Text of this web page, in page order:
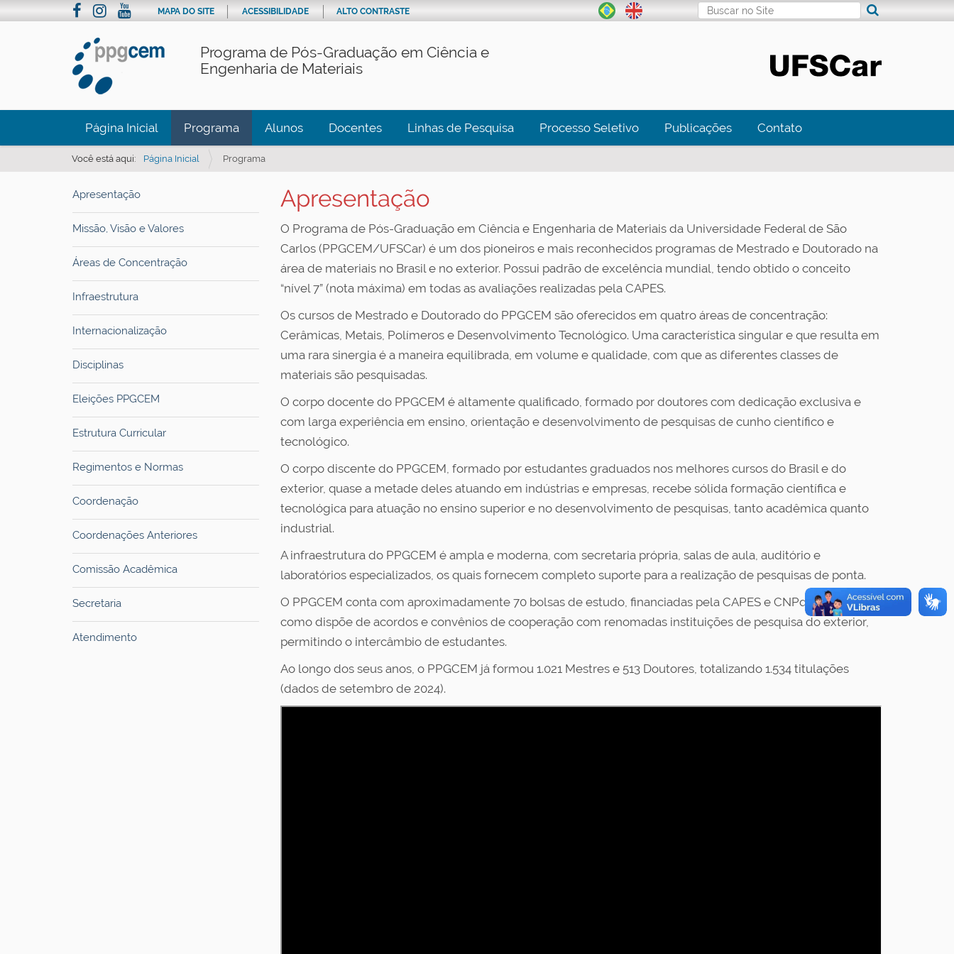
Programa de Pós-Graduação em Ciência e
Engenharia de Materiais
Busca
MAPA DO SITE ACESSIBILIDADE ALTO CONTRASTE
Página Inicial Programa Alunos Docentes Linhas de Pesquisa Processo Seletivo Publicações Contato
Você está aqui: Página Inicial Programa
Apresentação
Missão, Visão e Valores
Áreas de Concentração
Infraestrutura
Internacionalização
Disciplinas
Eleições PPGCEM
Estrutura Curricular
Regimentos e Normas
Coordenação
Coordenações Anteriores
Comissão Acadêmica
Secretaria
Atendimento
Apresentação
O Programa de Pós-Graduação em Ciência e Engenharia de Materiais da Universidade Federal de São
Carlos (PPGCEM/UFSCar) é um dos pioneiros e mais reconhecidos programas de Mestrado e Doutorado na
área de materiais no Brasil e no exterior. Possui padrão de excelência mundial, tendo obtido o conceito
“nível 7” (nota máxima) em todas as avaliações realizadas pela CAPES.
Os cursos de Mestrado e Doutorado do PPGCEM são oferecidos em quatro áreas de concentração:
Cerâmicas, Metais, Polímeros e Desenvolvimento Tecnológico. Uma característica singular e que resulta em
uma rara sinergia é a maneira equilibrada, em volume e qualidade, com que as diferentes classes de
materiais são pesquisadas.
O corpo docente do PPGCEM é altamente qualificado, formado por doutores com dedicação exclusiva e
com larga experiência em ensino, orientação e desenvolvimento de pesquisas de cunho científico e
tecnológico.
O corpo discente do PPGCEM, formado por estudantes graduados nos melhores cursos do Brasil e do
exterior, quase a metade deles atuando em indústrias e empresas, recebe sólida formação científica e
tecnológica para atuação no ensino superior e no desenvolvimento de pesquisas, tanto acadêmica quanto
industrial.
A infraestrutura do PPGCEM é ampla e moderna, com secretaria própria, salas de aula, auditório e
laboratórios especializados, os quais fornecem completo suporte para a realização de pesquisas de ponta.
O PPGCEM conta com aproximadamente 70 bolsas de estudo, financiadas pela CAPES e CNPq, bem
como dispõe de acordos e convênios de cooperação com renomadas instituições de pesquisa do exterior,
permitindo o intercâmbio de estudantes.
Ao longo dos seus anos, o PPGCEM já formou 1.021 Mestres e 513 Doutores, totalizando 1.534 titulações
(dados de setembro de 2024).